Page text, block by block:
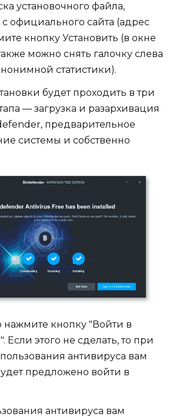
установочного файла,
с официального сайта (адрес
кнопку Установить (в окне
можно снять галочку слева
статистики).
будет проходить в три
— загрузка и разархивация
предварительное
системы и собственно
нажмите кнопку "Войти в
Если этого не сделать, то при
антивируса вам
предложено войти в
антивируса вам